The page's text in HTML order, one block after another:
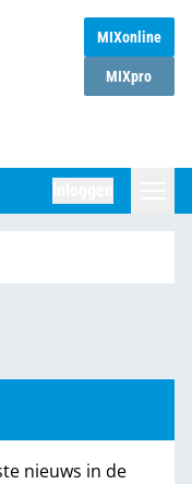
MIXonline
MIXpro
nieuws in de